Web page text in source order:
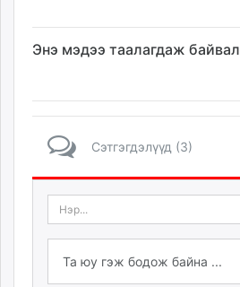
assa.mn
unread.today
Энэ мэдээ таалагдаж байвал
Сэтгэгдэлүүд (3)